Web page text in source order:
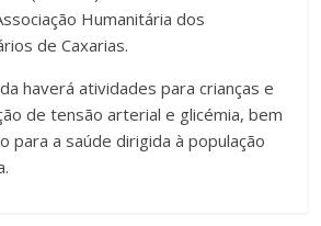
Humanitária dos
de Caxarias.
haverá atividades para crianças e
de tensão arterial e glicémia, bem
para a saúde dirigida à população